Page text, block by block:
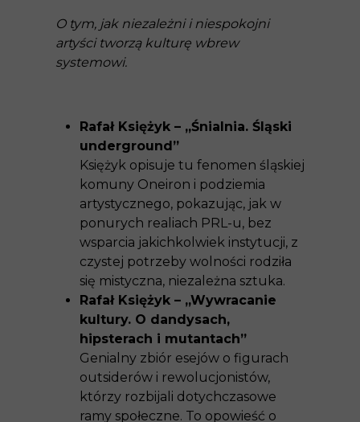
O tym, jak niezależni i niespokojni
artyści tworzą kulturę wbrew
systemowi.
Rafał Księżyk – „Śnialnia. Śląski
underground”
Księżyk opisuje tu fenomen śląskiej
komuny Oneiron i podziemia
artystycznego, pokazując, jak w
ponurych realiach PRL-u, bez
wsparcia jakichkolwiek instytucji, z
czystej potrzeby wolności rodziła
się mistyczna, niezależna sztuka.
Rafał Księżyk – „Wywracanie
kultury. O dandysach,
hipsterach i mutantach”
Genialny zbiór esejów o figurach
outsiderów i rewolucjonistów,
którzy rozbijali dotychczasowe
ramy społeczne. To opowieść o